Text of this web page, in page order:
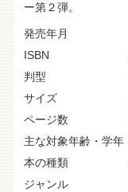
ー第２弾。
発売年月
ISBN
判型
サイズ
ページ数
主な対象年齢・学年
本の種類
ジャンル